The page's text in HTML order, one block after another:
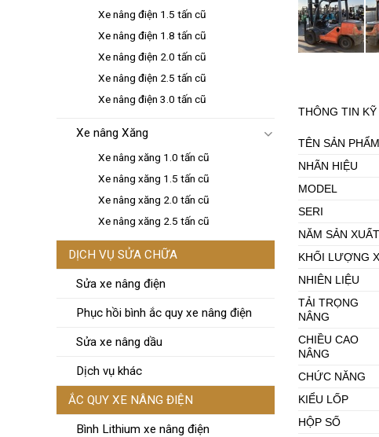
Xe nâng điện 1.5 tấn cũ
Xe nâng điện 1.8 tấn cũ
Xe nâng điện 2.0 tấn cũ
Xe nâng điện 2.5 tấn cũ
Xe nâng điện 3.0 tấn cũ
Xe nâng Xăng
Xe nâng xăng 1.0 tấn cũ
Xe nâng xăng 1.5 tấn cũ
Xe nâng xăng 2.0 tấn cũ
Xe nâng xăng 2.5 tấn cũ
DỊCH VỤ SỬA CHỮA
Sửa xe nâng điện
Phục hồi bình ắc quy xe nâng điện
Sửa xe nâng dầu
Dịch vụ khác
ẮC QUY XE NÂNG ĐIỆN
Bình Lithium xe nâng điện
THÔNG TIN
TÊN SẢN PHẨM
NHÃN HIỆU
MODEL
SERI
NĂM SẢN XUẤT
KHỐI LƯỢNG
NHIÊN LIỆU
TẢI TRỌNG
NÂNG
CHIỀU CAO
NÂNG
CHỨC NĂNG
KIỂU LỐP
HỘP SỐ